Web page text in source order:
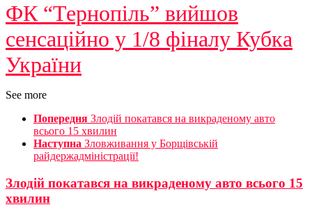
ФК “Тернопіль” вийшов
сенсаційно у 1/8 фіналу Кубка
України
See more
Попередня Злодій покатався на викраденому авто
всього 15 хвилин
Наступна Зловживання у Борщівській
райдержадміністрації!
Злодій покатався на викраденому авто всього 15
хвилин